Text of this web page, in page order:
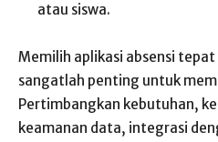
atau siswa.
Memilih aplikasi absensi
sangatlah penting untuk
Pertimbangkan kebutuhan,
keamanan data, integrasi